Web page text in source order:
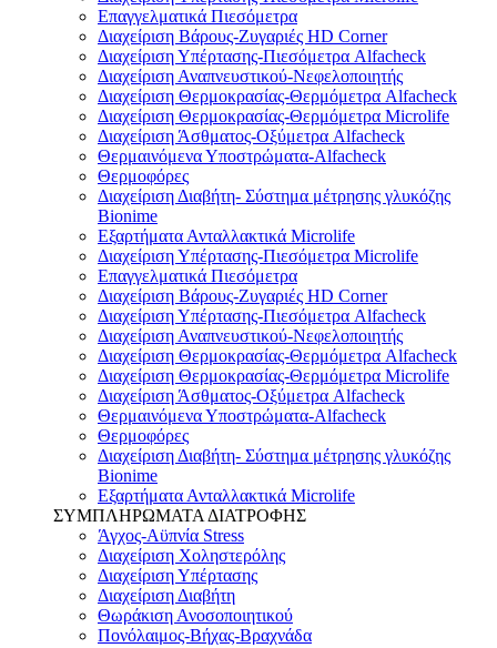
Επαγγελματικά Πιεσόμετρα
Διαχείριση Βάρους-Ζυγαριές HD Corner
Διαχείριση Υπέρτασης-Πιεσόμετρα Alfacheck
Διαχείριση Αναπνευστικού-Νεφελοποιητής
Διαχείριση Θερμοκρασίας-Θερμόμετρα Alfacheck
Διαχείριση Θερμοκρασίας-Θερμόμετρα Microlife
Διαχείριση Άσθματος-Οξύμετρα Alfacheck
Θερμαινόμενα Υποστρώματα-Alfacheck
Θερμοφόρες
Διαχείριση Διαβήτη- Σύστημα μέτρησης γλυκόζης
Bionime
Εξαρτήματα Ανταλλακτικά Microlife
Διαχείριση Υπέρτασης-Πιεσόμετρα Microlife
Επαγγελματικά Πιεσόμετρα
Διαχείριση Βάρους-Ζυγαριές HD Corner
Διαχείριση Υπέρτασης-Πιεσόμετρα Alfacheck
Διαχείριση Αναπνευστικού-Νεφελοποιητής
Διαχείριση Θερμοκρασίας-Θερμόμετρα Alfacheck
Διαχείριση Θερμοκρασίας-Θερμόμετρα Microlife
Διαχείριση Άσθματος-Οξύμετρα Alfacheck
Θερμαινόμενα Υποστρώματα-Alfacheck
Θερμοφόρες
Διαχείριση Διαβήτη- Σύστημα μέτρησης γλυκόζης
Bionime
Εξαρτήματα Ανταλλακτικά Microlife
ΣΥΜΠΛΗΡΩΜΑΤΑ ΔΙΑΤΡΟΦΗΣ
Άγχος-Αϋπνία Stress
Διαχείριση Χοληστερόλης
Διαχείριση Υπέρτασης
Διαχείριση Διαβήτη
Θωράκιση Ανοσοποιητικού
Πονόλαιμος-Βήχας-Βραχνάδα